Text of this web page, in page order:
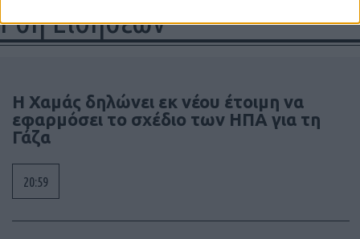
Ροή Ειδήσεων
Η Χαμάς δηλώνει εκ νέου έτοιμη να
εφαρμόσει το σχέδιο των ΗΠΑ για τη
Γάζα
20:59